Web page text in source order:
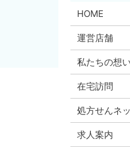
HOME
運営店舗
私たちの想い
在宅訪問
処方せんネ
求人案内